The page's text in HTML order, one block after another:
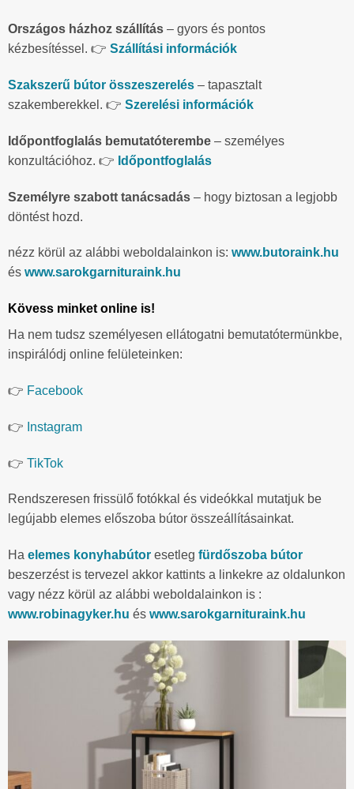
Országos házhoz szállítás – gyors és pontos
kézbesítéssel. 👉 Szállítási információk
Szakszerű bútor összeszerelés – tapasztalt
szakemberekkel. 👉 Szerelési információk
Időpontfoglalás bemutatóterembe – személyes
konzultációhoz. 👉 Időpontfoglalás
Személyre szabott tanácsadás – hogy biztosan a legjobb
döntést hozd.
nézz körül az alábbi weboldalainkon is: www.butoraink.hu
és www.sarokgarnituraink.hu
Kövess minket online is!
Ha nem tudsz személyesen ellátogatni bemutatótermünkbe,
inspirálódj online felületeinken:
👉 Facebook
👉 Instagram
👉 TikTok
Rendszeresen frissülő fotókkal és videókkal mutatjuk be
legújabb elemes előszoba bútor összeállításainkat.
Ha elemes konyhabútor esetleg fürdőszoba bútor
beszerzést is tervezel akkor kattints a linkekre az oldalunkon
vagy nézz körül az alábbi weboldalainkon is :
www.robinagyker.hu és www.sarokgarnituraink.hu